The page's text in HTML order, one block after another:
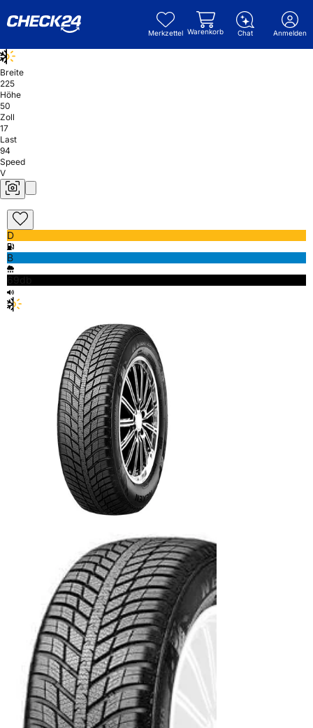
Merkzettel Warenkorb Chat Anmelden
Breite
225
Höhe
50
Zoll
17
Last
94
Speed
V
D
B
69db